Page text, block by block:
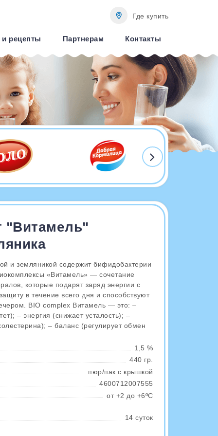
Где купить
Контакты
Партнерам
рецепты
"Витамель"
и земляникой содержит бифидобактерии
«Витамель» — сочетание
которые подарят заряд энергии с
в течение всего дня и способствуют
BIO complex Витамель — это: –
– энергия (снижает усталость); –
– баланс (регулирует обмен
1,5 %
440 гр.
пюр/пак с крышкой
4600712007555
от +2 до +6ºС
14 суток